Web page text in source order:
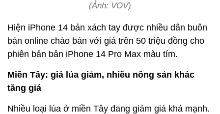
(Ảnh: VOV)
Hiện iPhone 14 bản xách tay được nhiều dân buôn
bán online chào bán với giá trên 50 triệu đồng cho
phiên bản bản iPhone 14 Pro Max màu tím.
Miền Tây: giá lúa giảm, nhiều nông sản khác
tăng giá
Nhiều loại lúa ở miền Tây đang giảm giá khá mạnh.